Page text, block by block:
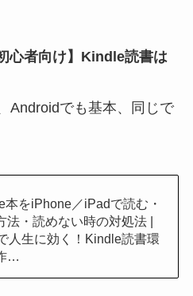
心者向け】Kindle読書は
Androidでも基本、同じで
本をiPhone／iPadで読む・
法・読めない時の対処法 |
人生に効く！Kindle読書環
…